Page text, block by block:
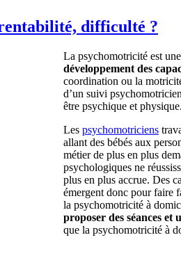
difficulté ?
La psychomotricité est
développement des
coordination ou la
d’un suivi
être psychique et physique.
Les psychomotriciens
allant des bébés aux
métier de plus en plus
psychologiques ne
plus en plus accrue. Des
émergent donc pour faire
la psychomotricité à
proposer des séances et
que la psychomotricité à